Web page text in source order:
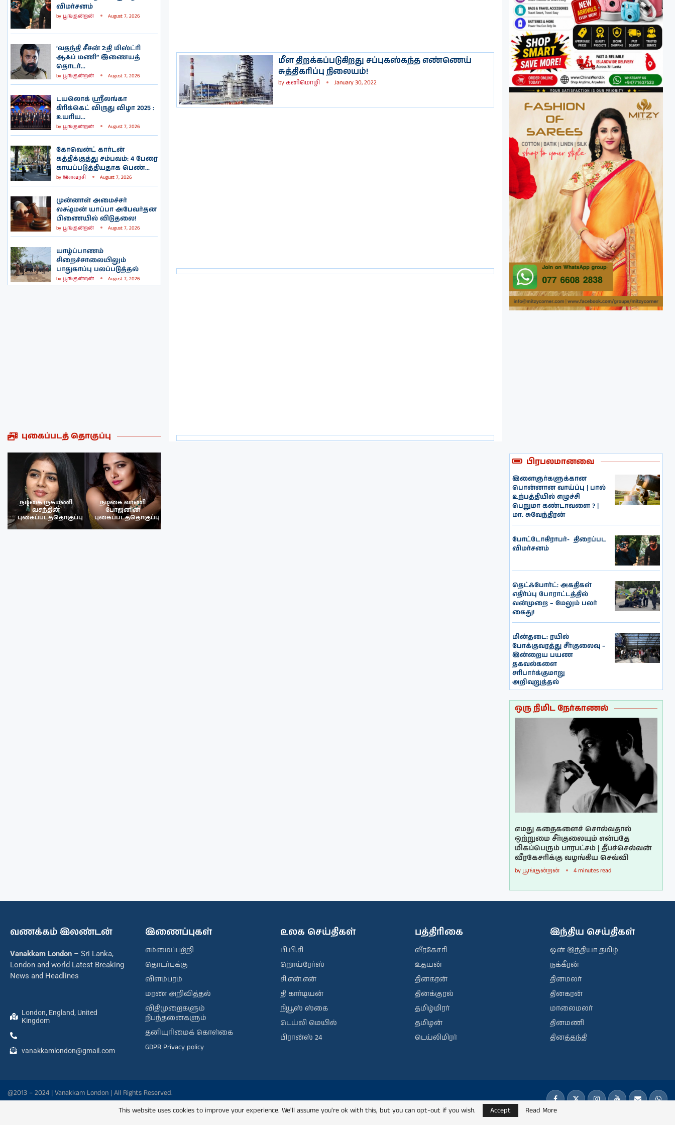
விமர்சனம்
by பூங்குன்றன் August 7, 2026
‘வதந்தி சீசன் 2:தி மிஸ்ட்ரி
ஆஃப் மணி” இணையத்
தொடர்...
by பூங்குன்றன் August 7, 2026
டயலொக் ஸ்ரீலங்கா
கிரிக்கெட் விருது விழா 2025 :
உயரிய...
by பூங்குன்றன் August 7, 2026
கோவென்ட் கார்டன்
கத்திக்குத்து சம்பவம்: 4 பேரை
காயப்படுத்தியதாக பெண்...
by இளவரசி August 7, 2026
முன்னாள் அமைச்சர்
லக்ஷ்மன் யாப்பா அபேவர்தன
பிணையில் விடுதலை!
by பூங்குன்றன் August 7, 2026
யாழ்ப்பாணம்
சிறைச்சாலையிலும்
பாதுகாப்பு பலப்படுத்தல்
by பூங்குன்றன் August 7, 2026
புகைப்படத் தொகுப்பு
நடிகை ருக்மணி
வசந்தின்
புகைப்படத்தொகுப்பு
நடிகை வாணி
போஜனின்
புகைப்படத்தொகுப்பு
மீள திறக்கப்படுகிறது சப்புகஸ்கந்த எண்ணெய்
சுத்திகரிப்பு நிலையம்!
byகனிமொழி January 30, 2022
பிரபலமானவை
இளைஞர்களுக்கான
பொன்னான வாய்ப்பு | பால்
உற்பத்தியில் எழுச்சி
பெறுமா கண்டாவளை ? |
மா. சுவேந்திரன்
போட்டோகிராபர்- ‌ திரைப்பட
விமர்சனம்
தெட்ஃபோர்ட்: அகதிகள்
எதிர்ப்பு போராட்டத்தில்
வன்முறை – மேலும் பலர்
கைது!
மின்தடை: ரயில்
போக்குவரத்து சீர்குலைவு –
இன்றைய பயண
தகவல்களை
சரிபார்க்குமாறு
அறிவுறுத்தல்
ஒரு நிமிட நேர்காணல்
எமது கதைகளைச் சொல்வதால்
ஒற்றுமை சீர்குலையும் என்பதே
மிகப்பெரும் பாரபட்சம் | தீபச்செல்வன்
வீரகேசரிக்கு வழங்கிய செவ்வி
by பூங்குன்றன் 4 minutes read
வணக்கம் இலண்டன்
Vanakkam London – Sri Lanka,
London and world Latest Breaking
News and Headlines
London, England, United
Kingdom
vanakkamlondon@gmail.com
இணைப்புகள்
எம்மைப்பற்றி
தொடர்புக்கு
விளம்பரம்
மரண அறிவித்தல்
விதிமுறைகளும்
நிபந்தனைகளும்
தனியுரிமைக் கொள்கை
GDPR Privacy policy
உலக செய்திகள்
பி.பி.சி
றொய்ரேர்ஸ்
சி.என்.என்
தி கார்டியன்
நியூஸ் ஸ்கை
டெய்லி மெயில்
பிரான்ஸ் 24
பத்திரிகை
வீரகேசரி
உதயன்
தினகரன்
தினக்குரல்
தமிழ்மிரர்
தமிழன்
டெய்லிமிரர்
இந்திய செய்திகள்
ஒன் இந்தியா தமிழ்
நக்கீரன்
தினமலர்
தினகரன்
மாலைமலர்
தினமணி
தினத்தந்தி
@2013 – 2024 | Vanakkam London | All Rights Reserved.
This website uses cookies to improve your experience. We'll assume you're ok with this, but you can opt-out if you wish.
Accept Read More